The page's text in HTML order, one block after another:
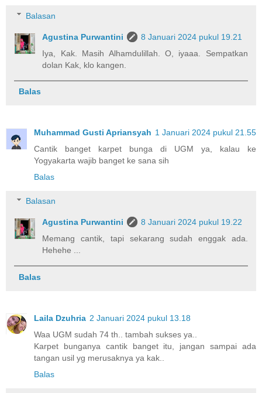
Balasan
Agustina Purwantini
8 Januari 2024 pukul 19.21
Iya, Kak. Masih Alhamdulillah. O, iyaaa. Sempatkan
dolan Kak, klo kangen.
Balas
Muhammad Gusti Apriansyah 1 Januari 2024 pukul 21.55
Cantik banget karpet bunga di UGM ya, kalau ke
Yogyakarta wajib banget ke sana sih
Balas
Balasan
Agustina Purwantini
8 Januari 2024 pukul 19.22
Memang cantik, tapi sekarang sudah enggak ada.
Hehehe ...
Balas
Laila Dzuhria 2 Januari 2024 pukul 13.18
Waa UGM sudah 74 th.. tambah sukses ya..
Karpet bunganya cantik banget itu, jangan sampai ada
tangan usil yg merusaknya ya kak..
Balas